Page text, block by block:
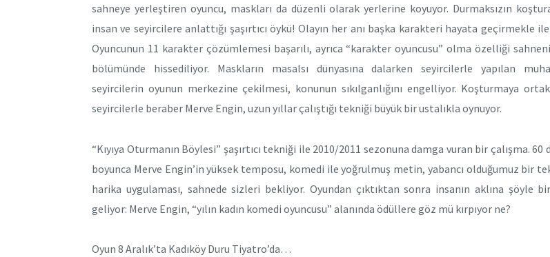
sahneye yerleştiren oyuncu, maskları da düzenli olarak yerlerine koyuyor. Durmaksızın
insan ve seyircilere anlattığı şaşırtıcı öykü! Olayın her anı başka karakteri hayata geçirmekle
Oyuncunun 11 karakter çözümlemesi başarılı, ayrıca “karakter oyuncusu” olma özelliği
bölümünde hissediliyor. Maskların masalsı dünyasına dalarken seyircilerle yapılan
seyircilerin oyunun merkezine çekilmesi, konunun sıkılganlığını engelliyor. Koşturmaya
seyircilerle beraber Merve Engin, uzun yıllar çalıştığı tekniği büyük bir ustalıkla oynuyor.
“Kıyıya Oturmanın Böylesi” şaşırtıcı tekniği ile 2010/2011 sezonuna damga vuran bir çalışma. 60
boyunca Merve Engin’in yüksek temposu, komedi ile yoğrulmuş metin, yabancı olduğumuz bir
harika uygulaması, sahnede sizleri bekliyor. Oyundan çıktıktan sonra insanın aklına şöyle
geliyor: Merve Engin, “yılın kadın komedi oyuncusu” alanında ödüllere göz mü kırpıyor ne?
Oyun 8 Aralık’ta Kadıköy Duru Tiyatro’da…